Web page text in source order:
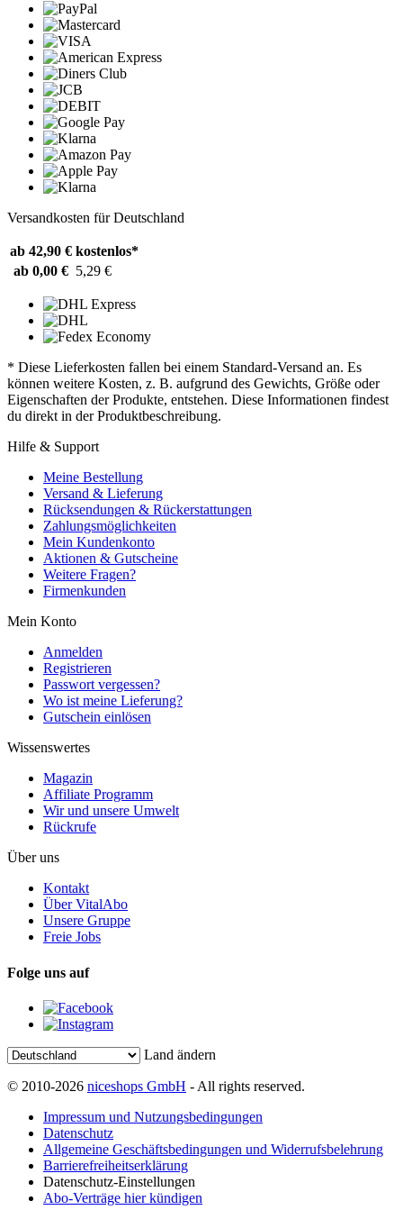
Versandkosten für Deutschland
ab 42,90 € kostenlos*
ab 0,00 € 5,29 €
* Diese Lieferkosten fallen bei einem Standard-Versand an. Es
können weitere Kosten, z. B. aufgrund des Gewichts, Größe oder
Eigenschaften der Produkte, entstehen. Diese Informationen findest
du direkt in der Produktbeschreibung.
Hilfe & Support
Meine Bestellung
Versand & Lieferung
Rücksendungen & Rückerstattungen
Zahlungsmöglichkeiten
Mein Kundenkonto
Aktionen & Gutscheine
Weitere Fragen?
Firmenkunden
Mein Konto
Anmelden
Registrieren
Passwort vergessen?
Wo ist meine Lieferung?
Gutschein einlösen
Wissenswertes
Magazin
Affiliate Programm
Wir und unsere Umwelt
Rückrufe
Über uns
Kontakt
Über VitalAbo
Unsere Gruppe
Freie Jobs
Folge uns auf
Land ändern
© 2010-2026 niceshops GmbH - All rights reserved.
Impressum und Nutzungsbedingungen
Datenschutz
Allgemeine Geschäftsbedingungen und Widerrufsbelehrung
Barrierefreiheitserklärung
Datenschutz-Einstellungen
Abo-Verträge hier kündigen